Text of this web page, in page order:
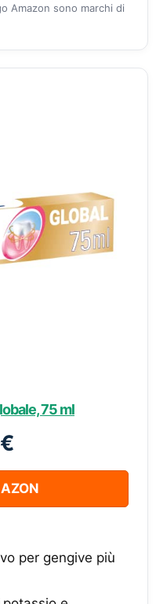
Amazon sono marchi di
75 ml
per gengive più